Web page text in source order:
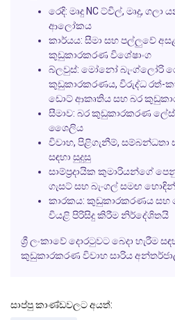
රෙදි: මෘදු NC ට්විල්, මෘදු,
ආලෝකය
කාර්යය: සීමා සහ පල්ලුවේ
කුඩුකාරකරණ විශේෂාංග
බ්ලවුස්: මෝනෝ බැංග්ලෝරි
කුඩුකාරකරණය, විරුද්ධ රත්-
ඩොට් ආකෘතිය සහ බර
සීමාව: බර කුඩුකාරකරණ ලේස්
ශෛලිය
විවාහ, පිළිගැනීම්,
සඳහා සුදුසු
සාම්ප්‍රදායික කුමාරියන්ගේ
ගැසට් සහ බැංගල් සමඟ
කාරකය: කුඩුකාරකරණය සහ
වියළි පිරිසිදු කිරීම නිර්දේශිතයි
ශ්‍රී ලංකාවේ දොරටුවට බෙදා හැරීම
කුඩුකාරකරණ විවාහ සාරිය
සාප්පු කාණ්ඩවලට අයත්: